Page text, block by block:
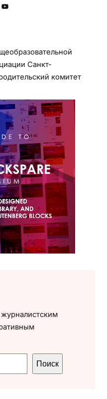
YouTube
Санкт-
комитет
Поиск